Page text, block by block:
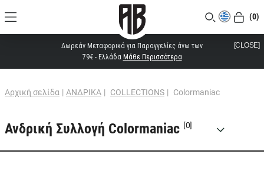
(0)
Δωρεάν Μεταφορικά για Παραγγελίες άνω των
79€ - Ελλάδα Μάθε Περισσότερα
[CLOSE]
Αρχική σελίδα | ΑΝΔΡΙΚΑ | COLLECTIONS | Colormaniac
Ανδρική Συλλογή Colormaniac [0]